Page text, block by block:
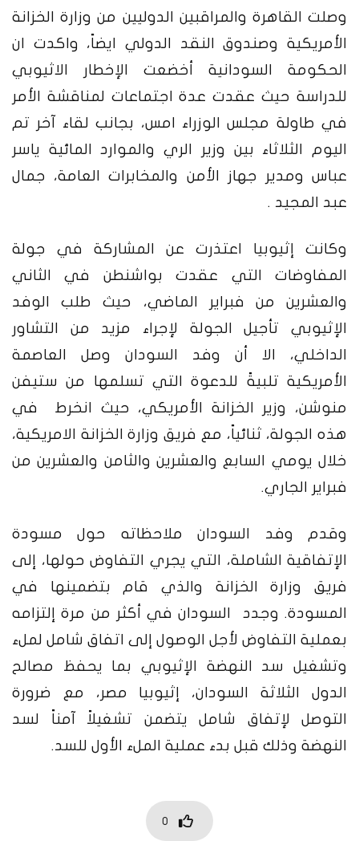
وصلت القاهرة والمراقبين الدوليين من وزارة الخزانة
الأمريكية وصندوق النقد الدولي ايضاً، واكدت ان
الحكومة السودانية أخضعت الإخطار الاثيوبي
للدراسة حيث عقدت عدة اجتماعات لمناقشة الأمر
في طاولة مجلس الوزراء امس، بجانب لقاء آخر تم
اليوم الثلاثاء بين وزير الري والموارد المائية ياسر
عباس ومدير جهاز الأمن والمخابرات العامة، جمال
عبد المجيد .
وكانت إثيوبيا اعتذرت عن المشاركة في جولة
المفاوضات التي عقدت بواشنطن في الثاني
والعشرين من فبراير الماضي، حيث طلب الوفد
الإثيوبي تأجيل الجولة لإجراء مزيد من التشاور
الداخلي، الا أن وفد السودان وصل العاصمة
الأمريكية تلبيةً للدعوة التي تسلمها من ستيفن
منوشن، وزير الخزانة الأمريكي، حيث انخرط في
هذه الجولة، ثنائياً، مع فريق وزارة الخزانة الامريكية،
خلال يومي السابع والعشرين والثامن والعشرين من
فبراير الجاري.
وقدم وفد السودان ملاحظاته حول مسودة
الإتفاقية الشاملة، التي يجري التفاوض حولها، إلى
فريق وزارة الخزانة والذي قام بتضمينها في
المسودة. وجدد السودان في أكثر من مرة إلتزامه
بعملية التفاوض لأجل الوصول إلى اتفاق شامل لملء
وتشغيل سد النهضة الإثيوبي بما يحفظ مصالح
الدول الثلاثة السودان، إثيوبيا مصر، مع ضرورة
التوصل لإتفاق شامل يتضمن تشغيلاً آمناً لسد
النهضة وذلك قبل بدء عملية الملء الأول للسد.
0